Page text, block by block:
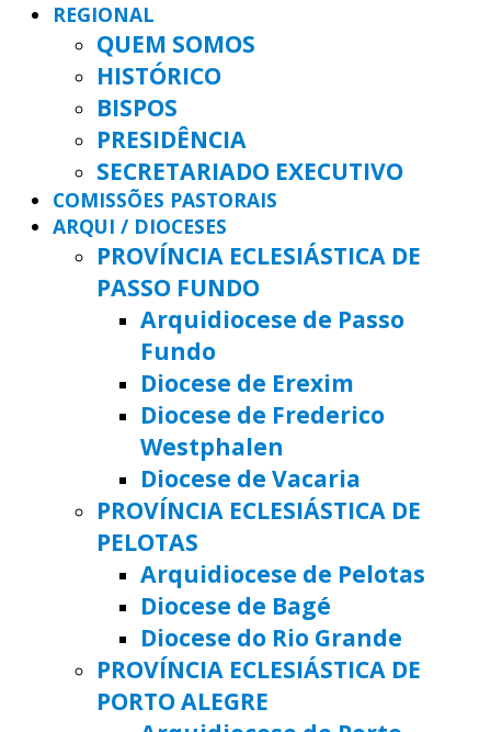
REGIONAL
QUEM SOMOS
HISTÓRICO
BISPOS
PRESIDÊNCIA
SECRETARIADO EXECUTIVO
COMISSÕES PASTORAIS
ARQUI / DIOCESES
PROVÍNCIA ECLESIÁSTICA DE
PASSO FUNDO
Arquidiocese de Passo
Fundo
Diocese de Erexim
Diocese de Frederico
Westphalen
Diocese de Vacaria
PROVÍNCIA ECLESIÁSTICA DE
PELOTAS
Arquidiocese de Pelotas
Diocese de Bagé
Diocese do Rio Grande
PROVÍNCIA ECLESIÁSTICA DE
PORTO ALEGRE